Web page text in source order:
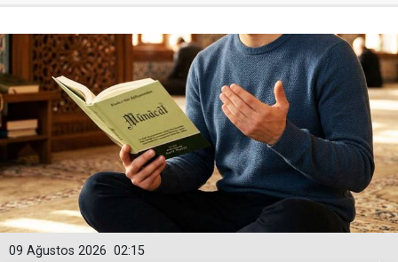
02:15
09 Ağustos 2026